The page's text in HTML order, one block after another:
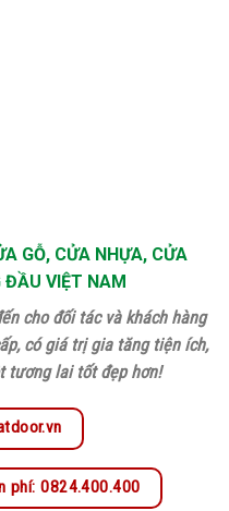
GỖ, CỬA NHỰA, CỬA
ĐẦU VIỆT NAM
cho đối tác và khách hàng
có giá trị gia tăng tiện ích,
tương lai tốt đẹp hơn!
phí: 0824.400.400